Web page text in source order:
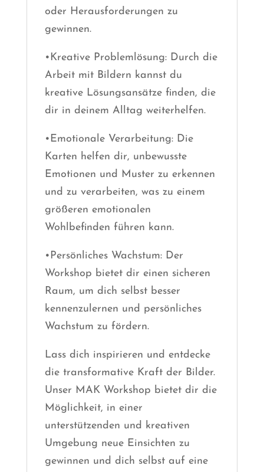
oder Herausforderungen zu
gewinnen.
•Kreative Problemlösung: Durch die
Arbeit mit Bildern kannst du
kreative Lösungsansätze finden, die
dir in deinem Alltag weiterhelfen.
•Emotionale Verarbeitung: Die
Karten helfen dir, unbewusste
Emotionen und Muster zu erkennen
und zu verarbeiten, was zu einem
größeren emotionalen
Wohlbefinden führen kann.
•Persönliches Wachstum: Der
Workshop bietet dir einen sicheren
Raum, um dich selbst besser
kennenzulernen und persönliches
Wachstum zu fördern.
Lass dich inspirieren und entdecke
die transformative Kraft der Bilder.
Unser MAK Workshop bietet dir die
Möglichkeit, in einer
unterstützenden und kreativen
Umgebung neue Einsichten zu
gewinnen und dich selbst auf eine